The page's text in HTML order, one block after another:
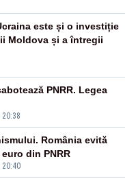
este și o investiție
Moldova și a întregii
20:38
PNRR. Legea
20:40
România evită
din PNRR